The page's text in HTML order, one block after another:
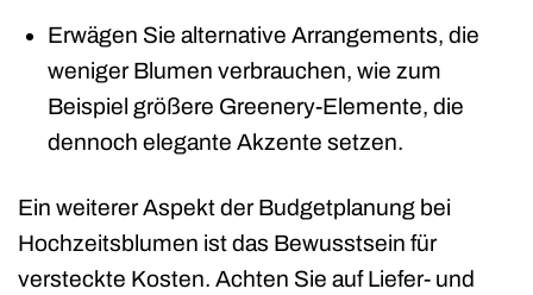
Erwägen Sie alternative Arrangements, die
weniger Blumen verbrauchen, wie zum
Beispiel größere Greenery-Elemente, die
dennoch elegante Akzente setzen.
Ein weiterer Aspekt der Budgetplanung bei
Hochzeitsblumen ist das Bewusstsein für
versteckte Kosten. Achten Sie auf Liefer- und